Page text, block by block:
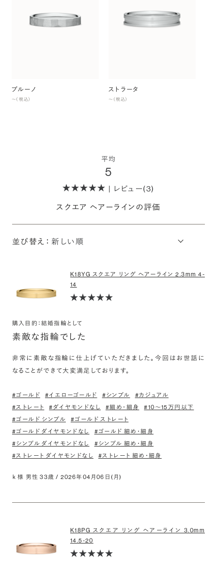
ブルーノ
〜（税込）
ストラータ
〜（税込）
平均
5
| レビュー(3)
スクエア ヘアーラインの評価
並び替え：
K18YG スクエア リング ヘアーライン 2.3mm 4-
14
購入目的：結婚指輪として
素敵な指輪でした
非常に素敵な指輪に仕上げていただきました。今回はお世話に
なることができて大変満足しております。
#ゴールド #イエローゴールド #シンプル
#カジュアル
#ストレート
#ダイヤモンドなし #細め・細身
#10〜15万円以下
#ゴールド シンプル
#ゴールド ストレート
#ゴールド ダイヤモンドなし
#ゴールド 細め・細身
#シンプル ダイヤモンドなし
#シンプル 細め・細身
#ストレート ダイヤモンドなし
#ストレート 細め・細身
ｋ 様 男性 33歳 / 2026年04月06日(月)
K18PG スクエア リング ヘアーライン 3.0mm
14.5-20